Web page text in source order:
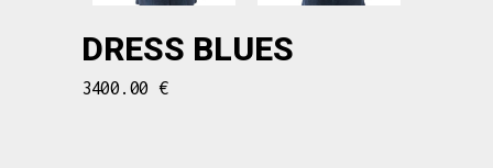
DRESS BLUES
3400.00 €